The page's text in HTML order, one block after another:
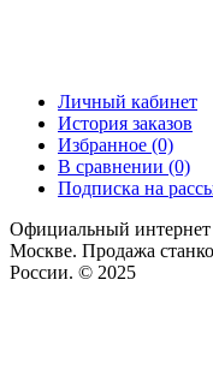
Личный кабинет
История заказов
Избранное (0)
В сравнении (0)
Подписка на
Официальный
Москве. Продажа
России. © 2025